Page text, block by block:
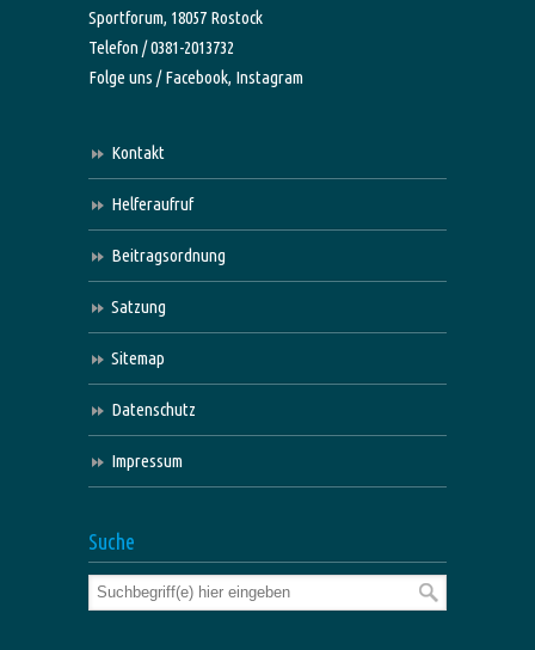
Sportforum, 18057 Rostock
Telefon / 0381-2013732
Folge uns /Facebook, Instagram
Kontakt
Helferaufruf
Beitragsordnung
Satzung
Sitemap
Datenschutz
Impressum
Suche